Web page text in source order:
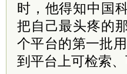
时，他得知中国
把自己最头疼的
个平台的第一批
到平台上可检索